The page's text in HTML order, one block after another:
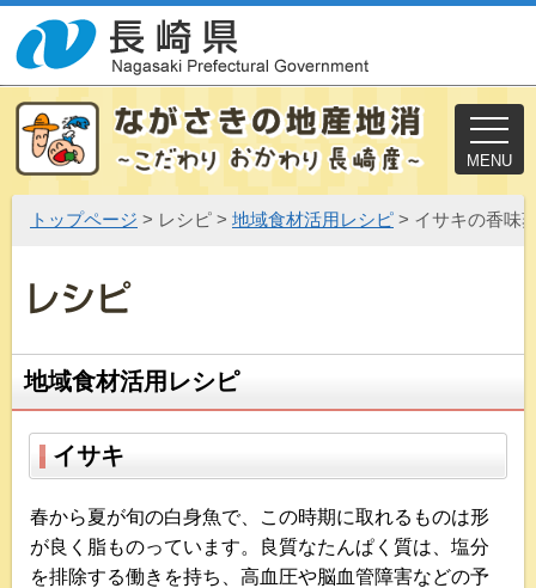
MENU
トップページ > レシピ > 地域食材活用レシピ > イサキの香味
地域食材活用レシピ
イサキ
春から夏が旬の白身魚で、この時期に取れるものは形
が良く脂ものっています。良質なたんぱく質は、塩分
を排除する働きを持ち、高血圧や脳血管障害などの予